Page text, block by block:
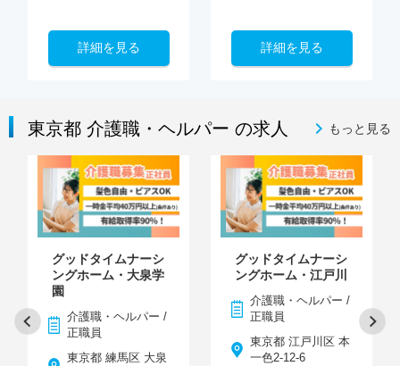
詳細を見る 詳細を見る
東京都 介護職・ヘルパー の求人 もっと見る
グッドタイムナーシ
ングホーム・大泉学
園
介護職・ヘルパー /
正職員
東京都 練馬区 大泉
グッドタイムナーシ
ングホーム・江戸川
介護職・ヘルパー /
正職員
東京都 江戸川区 本
一色2-12-6